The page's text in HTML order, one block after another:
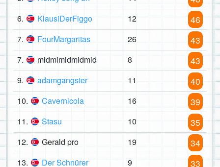
6. KlausiDerFiggo 12 46
7. FourMargaritas 26 43
7. midmimidmidmid 8 43
9. adamgangster 11 40
10. Cavernicola 16 39
11. Stasu 10 35
12. Gerald pro 19 34
13. Der Schnürer 9 33